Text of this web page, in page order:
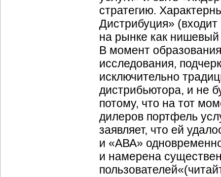
стратегию.
Дистрибуция»
на рынке как нишевый
В момент
исследования,
исключительно
дистрибьютора, и не
потому, что на тот
дилеров портфель
заявляет, что ей
и «АВА»
и намерена